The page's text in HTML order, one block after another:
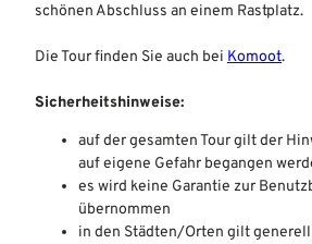
schönen Abschluss an einem Rastplatz.
Die Tour finden Sie auch bei Komoot.
Sicherheitshinweise:
auf der gesamten Tour gilt der
auf eigene Gefahr begangen
es wird keine Garantie zur
übernommen
in den Städten/Orten gilt